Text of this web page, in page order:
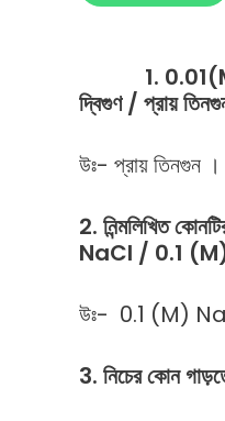
1.
দ্বিগুণ/ প্রায়
উঃ- প্রায় তিনগুন ।
2. নিন্মলিখিত
NaCl / 0.1
উঃ- 0.1 (M) Na
3. নিচেরকোন